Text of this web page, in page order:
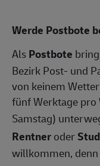
Werde Postbote
AlsPostbote
Bezirk Post- und
von keinem
fünf Werktage pro
Samstag)
Rentneroder
willkommen,